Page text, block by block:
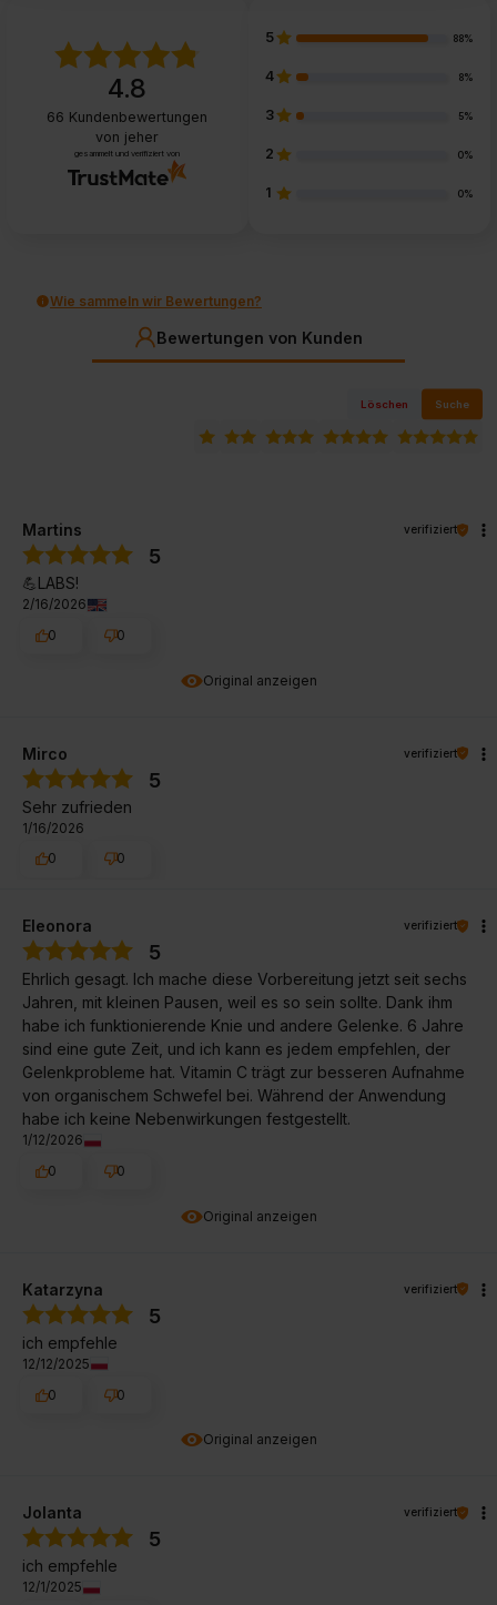
4.8
66 Kundenbewertungen
von jeher
gesammelt und verifiziert von
5 88%
4 8%
3 5%
2 0%
1 0%
Wie sammeln wir Bewertungen?
Bewertungen von Kunden
Löschen Suche
Original anzeigen
Martins verifiziert
5
💪LABS!
2/16/2026
0
0
Mirco verifiziert
5
Sehr zufrieden
1/16/2026
0
0
Original anzeigen
Eleonora verifiziert
5
Ehrlich gesagt. Ich mache diese Vorbereitung jetzt seit sechs
Jahren, mit kleinen Pausen, weil es so sein sollte. Dank ihm
habe ich funktionierende Knie und andere Gelenke. 6 Jahre
sind eine gute Zeit, und ich kann es jedem empfehlen, der
Gelenkprobleme hat. Vitamin C trägt zur besseren Aufnahme
von organischem Schwefel bei. Während der Anwendung
habe ich keine Nebenwirkungen festgestellt.
1/12/2026
0
0
Original anzeigen
Katarzyna verifiziert
5
ich empfehle
12/12/2025
0
0
Jolanta verifiziert
5
ich empfehle
12/1/2025